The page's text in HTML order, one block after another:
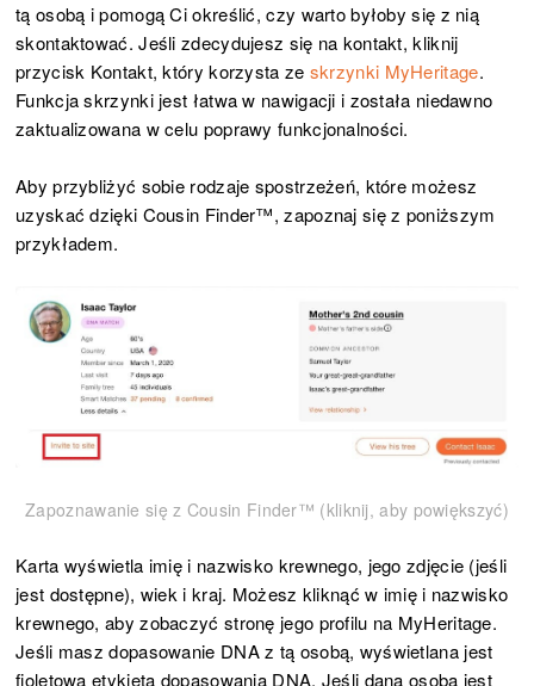
tą osobą i pomogą Ci określić, czy warto byłoby się z nią
skontaktować. Jeśli zdecydujesz się na kontakt, kliknij
przycisk Kontakt, który korzysta ze skrzynki MyHeritage.
Funkcja skrzynki jest łatwa w nawigacji i została niedawno
zaktualizowana w celu poprawy funkcjonalności.
Aby przybliżyć sobie rodzaje spostrzeżeń, które możesz
uzyskać dzięki Cousin Finder™, zapoznaj się z poniższym
przykładem.
Zapoznawanie się z Cousin Finder™ (kliknij, aby powiększyć)
Karta wyświetla imię i nazwisko krewnego, jego zdjęcie (jeśli
jest dostępne), wiek i kraj. Możesz kliknąć w imię i nazwisko
krewnego, aby zobaczyć stronę jego profilu na MyHeritage.
Jeśli masz dopasowanie DNA z tą osobą, wyświetlana jest
fioletowa etykieta dopasowania DNA. Jeśli dana osoba jest